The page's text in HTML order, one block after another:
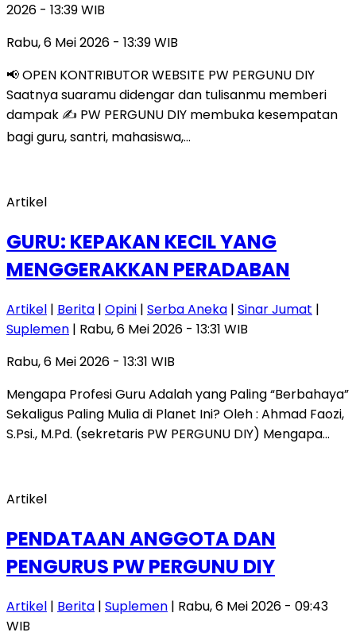
2026 - 13:39 WIB
Rabu, 6 Mei 2026 - 13:39 WIB
📢 OPEN KONTRIBUTOR WEBSITE PW PERGUNU DIY
Saatnya suaramu didengar dan tulisanmu memberi
dampak ✍️ PW PERGUNU DIY membuka kesempatan
bagi guru, santri, mahasiswa,…
Artikel
GURU: KEPAKAN KECIL YANG
MENGGERAKKAN PERADABAN
Artikel | Berita | Opini | Serba Aneka | Sinar Jumat |
Suplemen | Rabu, 6 Mei 2026 - 13:31 WIB
Rabu, 6 Mei 2026 - 13:31 WIB
Mengapa Profesi Guru Adalah yang Paling “Berbahaya”
Sekaligus Paling Mulia di Planet Ini? Oleh : Ahmad Faozi,
S.Psi., M.Pd. (sekretaris PW PERGUNU DIY) Mengapa…
Artikel
PENDATAAN ANGGOTA DAN
PENGURUS PW PERGUNU DIY
Artikel | Berita | Suplemen | Rabu, 6 Mei 2026 - 09:43
WIB